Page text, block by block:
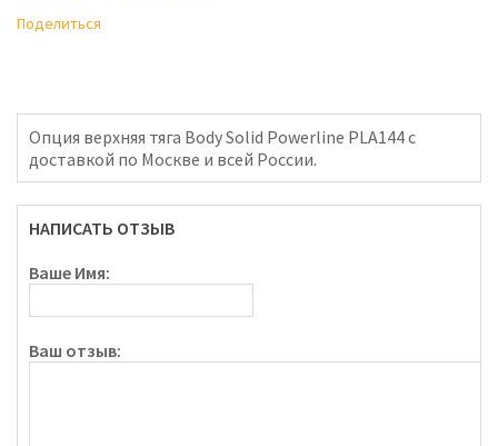
Поделиться
Опция верхняя тяга Body Solid Powerline PLA144 с
доставкой по Москве и всей России.
НАПИСАТЬ ОТЗЫВ
Ваше Имя:
Ваш отзыв: